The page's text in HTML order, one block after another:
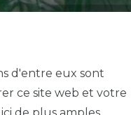
d'entre eux sont
ce site web et votre